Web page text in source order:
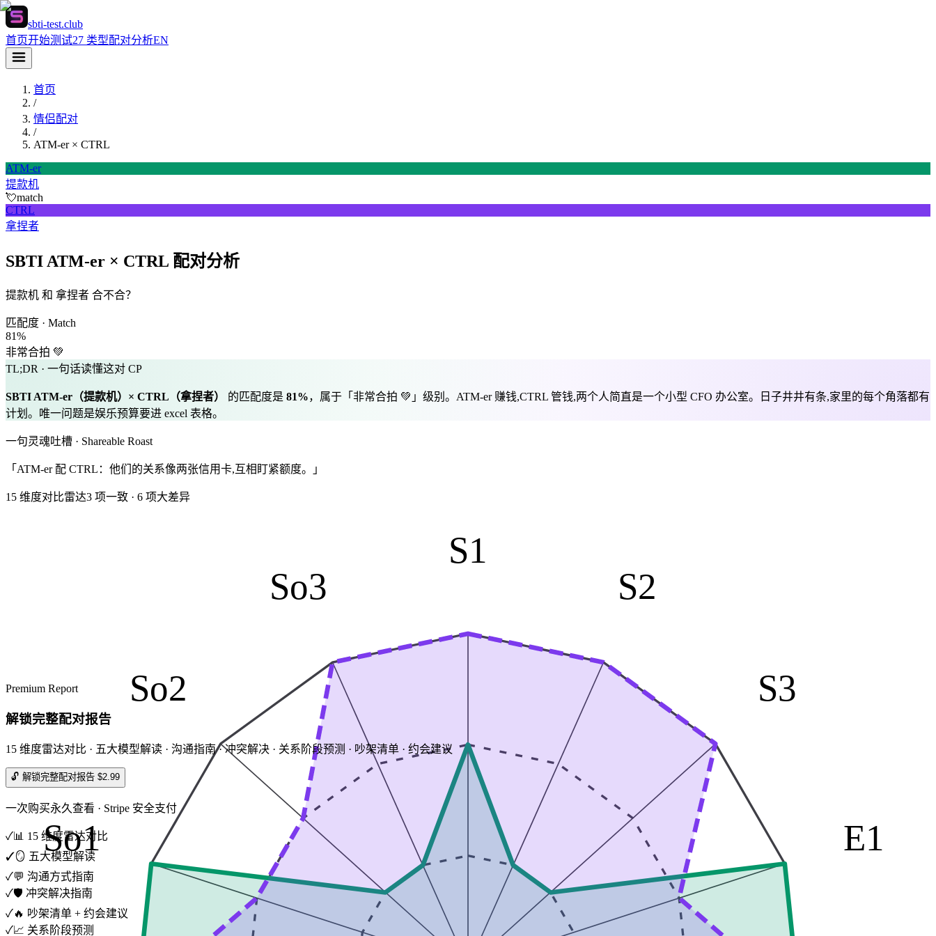
sbti-test.club
首页开始测试27 类型配对分析EN
首页
/
情侣配对
/
ATM-er× CTRL
ATM-er
提款机
💘match
CTRL
拿捏者
SBTI ATM-er × CTRL 配对分析
提款机 和 拿捏者 合不合？
匹配度 · Match
81%
非常合拍 💚
TL;DR · 一句话读懂这对 CP
SBTI ATM-er （提款机）× CTRL （拿捏者） 的匹配度是 81%，属于「 非常合拍 💚 」级别。 ATM-er 赚钱,CTRL 管钱,两个人简直是一个小型 CFO 办公室。日子井井有条,家里的每个角落都有
计划。唯一问题是娱乐预算要进 excel 表格。
一句灵魂吐槽 · Shareable Roast
「ATM-er 配 CTRL：他们的关系像两张信用卡,互相盯紧额度。」
15 维度对比雷达3 项一致 · 6 项大差异
S1
S2
S3
E1
So1
So2
So3
Premium Report
解锁完整配对报告
15 维度雷达对比 · 五大模型解读 · 沟通指南 · 冲突解决 · 关系阶段预测 · 吵架清单 · 约会建议
🔓 解锁完整配对报告 $2.99
一次购买永久查看 · Stripe 安全支付
✓📊 15 维度雷达对比
✓🪞 五大模型解读
✓💬 沟通方式指南
✓🛡️ 冲突解决指南
✓🔥 吵架清单 + 约会建议
✓📈 关系阶段预测